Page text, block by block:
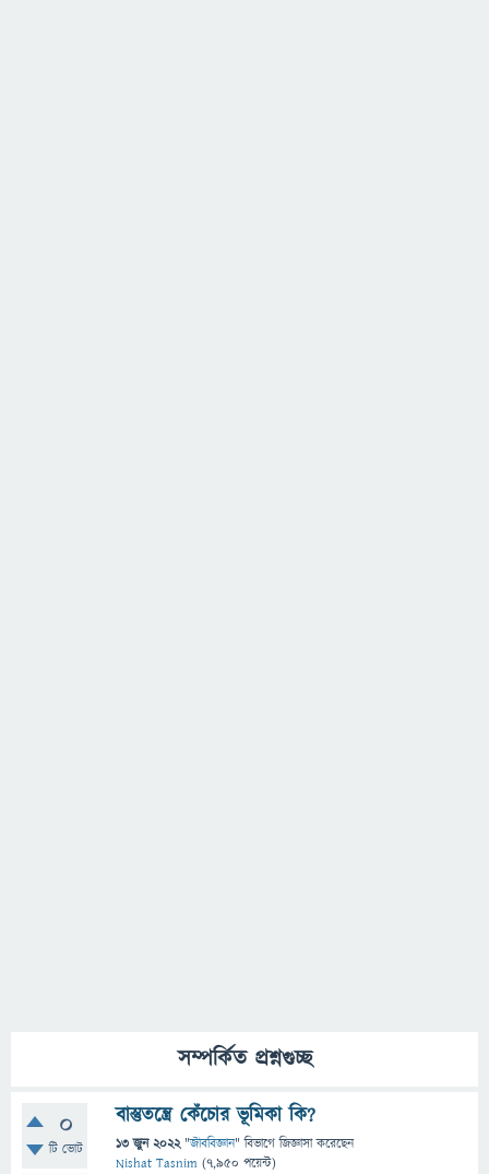
সম্পর্কিত প্রশ্নগুচ্ছ
0
টি ভোট
বাস্তুতন্ত্রে কেঁচোর ভূমিকা কি?
13 জুন 2022 "জীববিজ্ঞান" বিভাগে জিজ্ঞাসাকরেছেন
Nishat Tasnim (7,950 পয়েন্ট)